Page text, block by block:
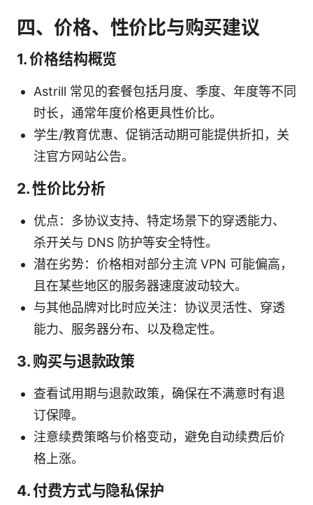
四、价格、性价比与购买建议
1. 价格结构概览
Astrill 常见的套餐包括月度、季度、年度等不同
时长，通常年度价格更具性价比。
学生/教育优惠、促销活动期可能提供折扣，关
注官方网站公告。
2. 性价比分析
优点：多协议支持、特定场景下的穿透能力、
杀开关与 DNS 防护等安全特性。
潜在劣势：价格相对部分主流 VPN 可能偏高，
且在某些地区的服务器速度波动较大。
与其他品牌对比时应关注：协议灵活性、穿透
能力、服务器分布、以及稳定性。
3. 购买与退款政策
查看试用期与退款政策，确保在不满意时有退
订保障。
注意续费策略与价格变动，避免自动续费后价
格上涨。
4. 付费方式与隐私保护